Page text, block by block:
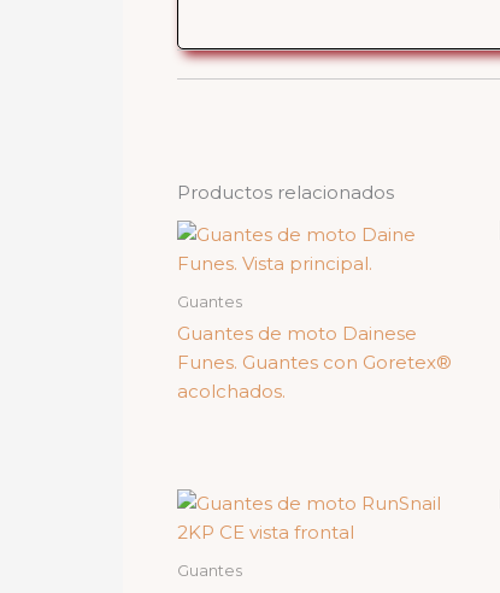
Productos relacionados
Guantes
Guantes de moto Dainese
Funes. Guantes con Goretex®
acolchados.
Guantes